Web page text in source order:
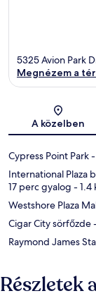
5325 Avion Park
Megnézem a
A közelben
Cypress Point Park
International Plaza
17 perc gyalog - 1.4
Westshore Plaza
Cigar City sörfőzde
Raymond James
Részletek